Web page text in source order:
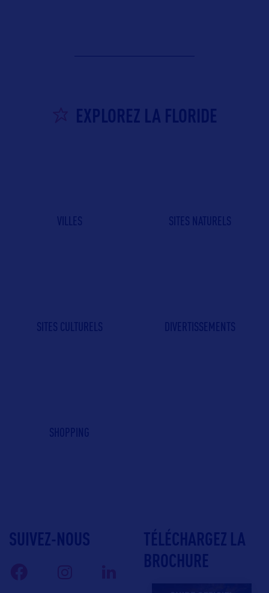
EXPLOREZ LA FLORIDE
VILLES SITES NATURELS
SITES CULTURELS DIVERTISSEMENTS
SHOPPING
SUIVEZ-NOUS
TÉLÉCHARGEZ LA
BROCHURE